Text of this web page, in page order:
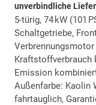
unverbindliche
5-türig, 74 kW (101
Schaltgetriebe,
Verbrennungsmotor
Kraftstoffverbrauch
Emission
Außenfarbe: Kaolin
fahrtauglich,